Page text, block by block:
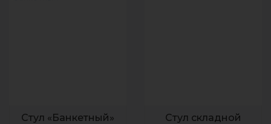
Стул «Банкетный»
Стул складной